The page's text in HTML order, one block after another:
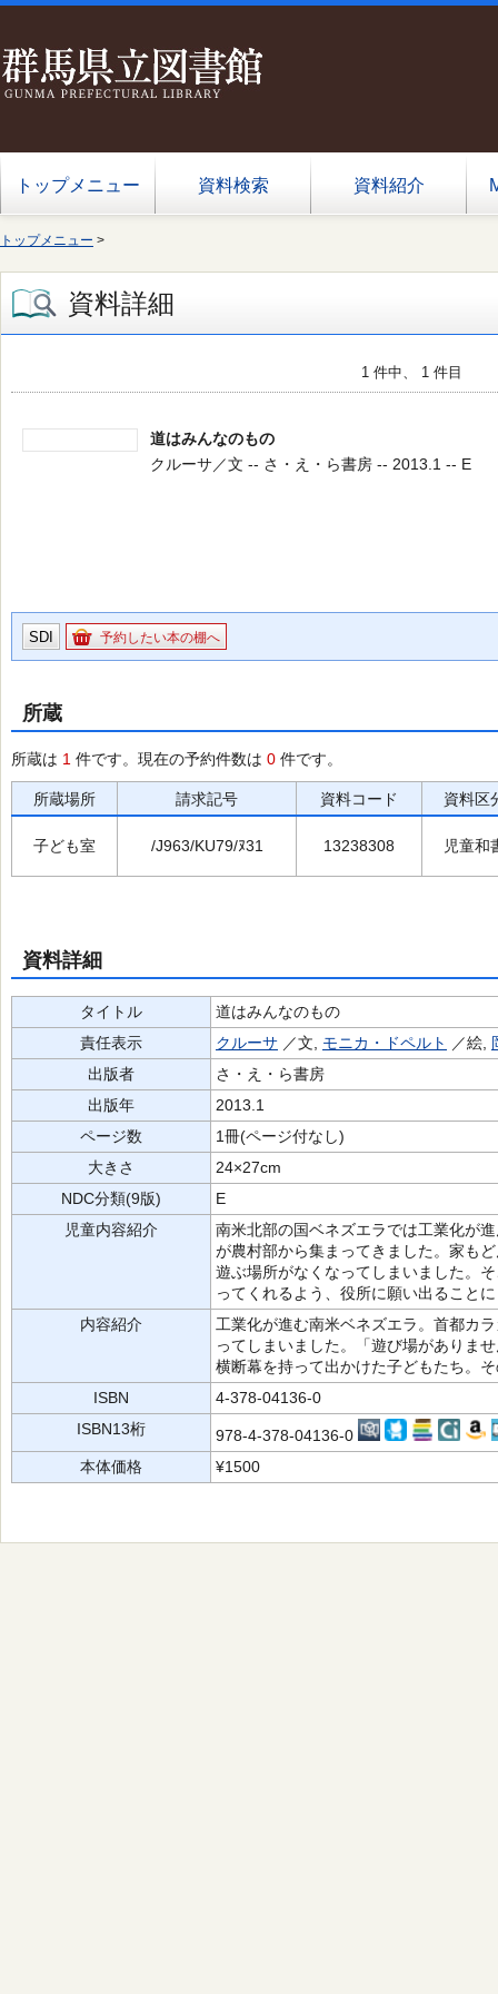
トップメニュー 資料検索 資料紹介
トップメニュー >
資料詳細
1 件中、 1 件目
道はみんなのもの
クルーサ／文 -- さ・え・ら書房 -- 2013.1 -- E
SDI 予約したい本の棚へ
所蔵
所蔵は 1 件です。現在の予約件数は 0 件です。
所蔵場所 請求記号 資料コード 資料区
子ども室 /J963/KU79/ﾇ31 13238308 児童和
資料詳細
タイトル
道はみんなのもの
責任表示
クルーサ ／文, モニカ・ドペルト ／絵,
出版者
さ・え・ら書房
出版年
2013.1
ページ数
1冊(ページ付なし)
大きさ
24×27cm
NDC分類(9版)
E
児童内容紹介
南米北部の国ベネズエラでは工業化が
が農村部から集まってきました。家も
遊ぶ場所がなくなってしまいました。
ってくれるよう、役所に願い出ること
内容紹介
工業化が進む南米ベネズエラ。首都カ
ってしまいました。「遊び場がありま
横断幕を持って出かけた子どもたち。
ISBN
4-378-04136-0
ISBN13桁
978-4-378-04136-0
本体価格
¥1500